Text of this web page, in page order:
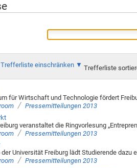
Trefferliste einschränken Trefferliste
für Wirtschaft und Technologie fördert
/ Pressemitteilungen 2013
veranstaltet die Ringvorlesung
/ Pressemitteilungen 2013
der Universität Freiburg lädt Studierende
/ Pressemitteilungen 2013